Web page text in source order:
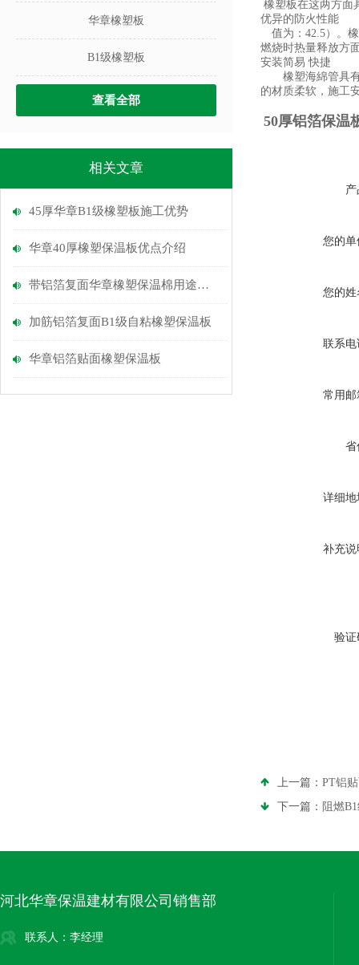
华章橡塑板
B1级橡塑板
查看全部
相关文章
45厚华章B1级橡塑板施工优势
华章40厚橡塑保温板优点介绍
带铝箔复面华章橡塑保温棉用途介绍
加筋铝箔复面B1级自粘橡塑保温板
华章铝箔贴面橡塑保温板
橡塑板在这两方面
优异的防火性能
值为：42.5）。
燃烧时热量释放方
安装简易 快捷
橡塑海綿管具
的材质柔软，施工
50厚铝箔保温
您的单
您的姓
联系电
常用邮
省
详细地
补充说
验证
上一篇： PT铝
下一篇： 阻燃
河北华章保温建材有限公司销售部
联系人：李经理